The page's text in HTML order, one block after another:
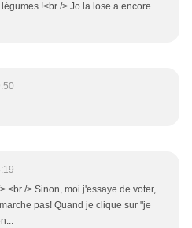
!<br /> Jo la lose a encore
<br /> Sinon, moi j'essaye de voter,
pas! Quand je clique sur "je